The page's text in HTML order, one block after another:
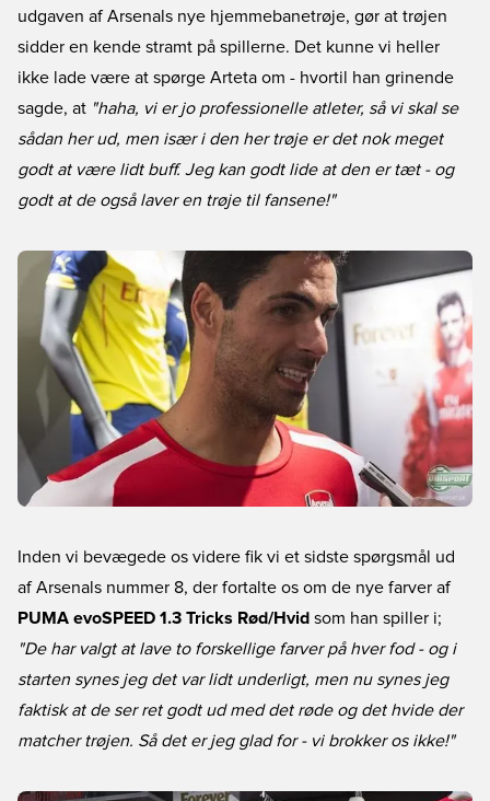
udgaven af Arsenals nye hjemmebanetrøje, gør at trøjen
sidder en kende stramt på spillerne. Det kunne vi heller
ikke lade være at spørge Arteta om - hvortil han grinende
sagde, at "haha, vi er jo professionelle atleter, så vi skal se
sådan her ud, men især i den her trøje er det nok meget
godt at være lidt buff. Jeg kan godt lide at den er tæt - og
godt at de også laver en trøje til fansene!"
Inden vi bevægede os videre fik vi et sidste spørgsmål ud
af Arsenals nummer 8, der fortalte os om de nye farver af
PUMA evoSPEED 1.3 Tricks Rød/Hvid som han spiller i;
"De har valgt at lave to forskellige farver på hver fod - og i
starten synes jeg det var lidt underligt, men nu synes jeg
faktisk at de ser ret godt ud med det røde og det hvide der
matcher trøjen. Så det er jeg glad for - vi brokker os ikke!"